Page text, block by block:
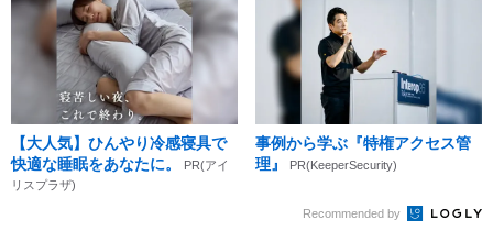
【大人気】ひんやり冷感寝具で
快適な睡眠をあなたに。
PR(アイ
リスプラザ)
事例から学ぶ『特権アクセス管
理』
PR(KeeperSecurity)
Recommended by